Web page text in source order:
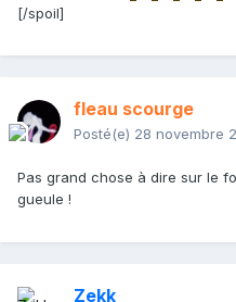
[/spoil]
fleau scourge
Posté(e) 28 novembre
Pas grand chose à dire sur le
gueule !
Zekk